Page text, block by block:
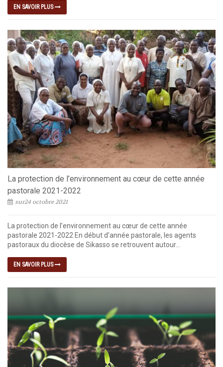
EN SAVOIR PLUS
La protection de l’environnement au cœur de cette année
pastorale 2021-2022
sur24 octobre 2021
La protection de l’environnement au cœur de cette année
pastorale 2021-2022 En début d’année pastorale, les agents
pastoraux du diocèse de Sikasso se retrouvent autour...
EN SAVOIR PLUS